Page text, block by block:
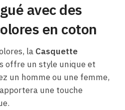
avec des
en coton
la Casquette
offre un style unique et
un homme ou une femme,
une touche